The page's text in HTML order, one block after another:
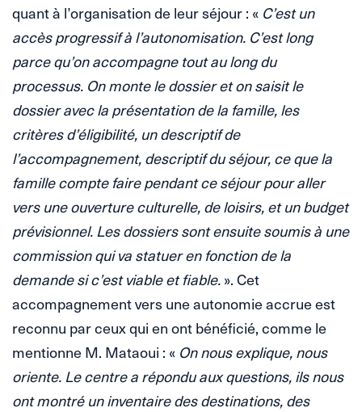
quant à l’organisation de leur séjour : « C’est un
accès progressif à l’autonomisation. C’est long
parce qu’on accompagne tout au long du
processus. On monte le dossier et on saisit le
dossier avec la présentation de la famille, les
critères d’éligibilité, un descriptif de
l’accompagnement, descriptif du séjour, ce que la
famille compte faire pendant ce séjour pour aller
vers une ouverture culturelle, de loisirs, et un budget
prévisionnel. Les dossiers sont ensuite soumis à une
commission qui va statuer en fonction de la
demande si c’est viable et fiable.». Cet
accompagnement vers une autonomie accrue est
reconnu par ceux qui en ont bénéficié, comme le
mentionne M. Mataoui : « On nous explique, nous
oriente. Le centre a répondu aux questions, ils nous
ont montré un inventaire des destinations, des